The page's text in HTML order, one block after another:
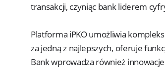
transakcji, czyniąc bank liderem
Platforma iPKO umożliwia
za jedną z najlepszych, oferuje
Bank wprowadza również